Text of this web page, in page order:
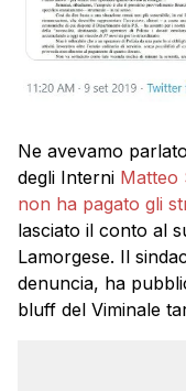
Ne avevamo
degli Interni Matteo
non ha pagato gli
lasciato il conto al
Lamorgese. Il
denuncia, ha
bluff del Viminale